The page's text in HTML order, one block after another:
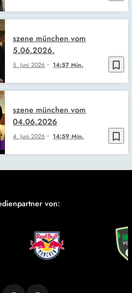
bookmark_border
5. Juni 2026 14:57 Min.
szene münchen vom
5.06.2026.
bookmark_border
4. Juni 2026 14:59 Min.
szene münchen vom
04.06.2026
von: